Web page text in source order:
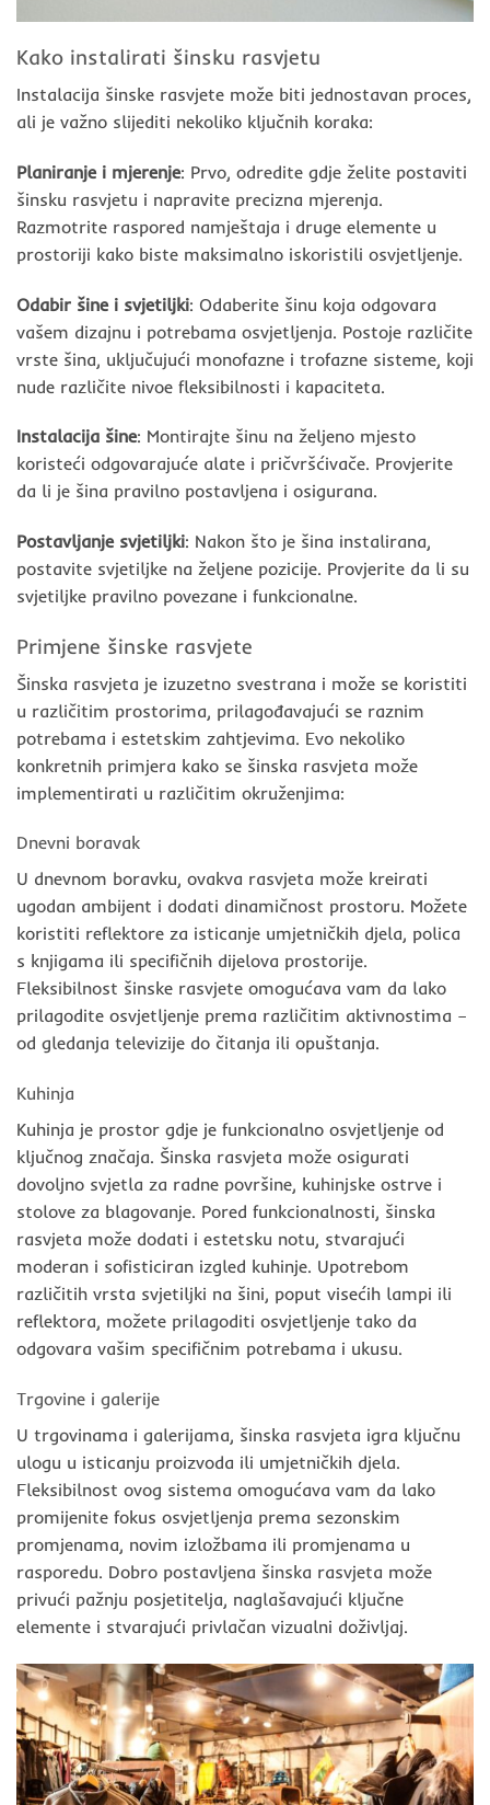
Kako instalirati šinsku rasvjetu
Instalacija šinske rasvjete može biti jednostavan proces,
ali je važno slijediti nekoliko ključnih koraka:
Planiranje i mjerenje: Prvo, odredite gdje želite postaviti
šinsku rasvjetu i napravite precizna mjerenja.
Razmotrite raspored namještaja i druge elemente u
prostoriji kako biste maksimalno iskoristili osvjetljenje.
Odabir šine i svjetiljki: Odaberite šinu koja odgovara
vašem dizajnu i potrebama osvjetljenja. Postoje različite
vrste šina, uključujući monofazne i trofazne sisteme, koji
nude različite nivoe fleksibilnosti i kapaciteta.
Instalacija šine: Montirajte šinu na željeno mjesto
koristeći odgovarajuće alate i pričvršćivače. Provjerite
da li je šina pravilno postavljena i osigurana.
Postavljanje svjetiljki: Nakon što je šina instalirana,
postavite svjetiljke na željene pozicije. Provjerite da li su
svjetiljke pravilno povezane i funkcionalne.
Primjene šinske rasvjete
Šinska rasvjeta je izuzetno svestrana i može se koristiti
u različitim prostorima, prilagođavajući se raznim
potrebama i estetskim zahtjevima. Evo nekoliko
konkretnih primjera kako se šinska rasvjeta može
implementirati u različitim okruženjima:
Dnevni boravak
U dnevnom boravku, ovakva rasvjeta može kreirati
ugodan ambijent i dodati dinamičnost prostoru. Možete
koristiti reflektore za isticanje umjetničkih djela, polica
s knjigama ili specifičnih dijelova prostorije.
Fleksibilnost šinske rasvjete omogućava vam da lako
prilagodite osvjetljenje prema različitim aktivnostima –
od gledanja televizije do čitanja ili opuštanja.
Kuhinja
Kuhinja je prostor gdje je funkcionalno osvjetljenje od
ključnog značaja. Šinska rasvjeta može osigurati
dovoljno svjetla za radne površine, kuhinjske ostrve i
stolove za blagovanje. Pored funkcionalnosti, šinska
rasvjeta može dodati i estetsku notu, stvarajući
moderan i sofisticiran izgled kuhinje. Upotrebom
različitih vrsta svjetiljki na šini, poput visećih lampi ili
reflektora, možete prilagoditi osvjetljenje tako da
odgovara vašim specifičnim potrebama i ukusu.
Trgovine i galerije
U trgovinama i galerijama, šinska rasvjeta igra ključnu
ulogu u isticanju proizvoda ili umjetničkih djela.
Fleksibilnost ovog sistema omogućava vam da lako
promijenite fokus osvjetljenja prema sezonskim
promjenama, novim izložbama ili promjenama u
rasporedu. Dobro postavljena šinska rasvjeta može
privući pažnju posjetitelja, naglašavajući ključne
elemente i stvarajući privlačan vizualni doživljaj.